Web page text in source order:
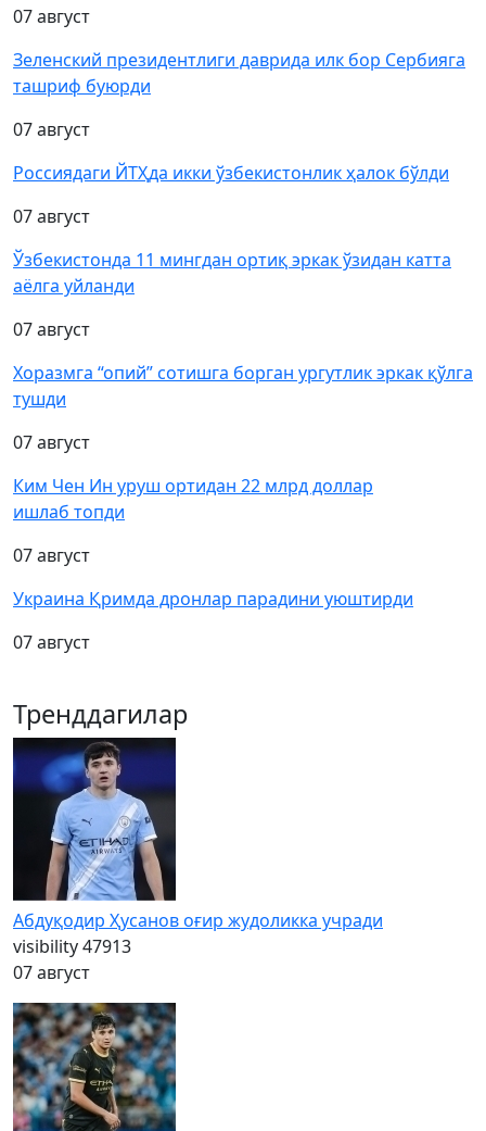
07 август
Зеленский президентлиги даврида илк бор Сербияга
ташриф буюрди
07 август
Россиядаги ЙТҲда икки ўзбекистонлик ҳалок бўлди
07 август
Ўзбекистонда 11 мингдан ортиқ эркак ўзидан катта
аёлга уйланди
07 август
Хоразмга “опий” сотишга борган ургутлик эркак қўлга
тушди
07 август
Ким Чен Ин уруш ортидан 22 млрд доллар
ишлаб топди
07 август
Украина Қримда дронлар парадини уюштирди
07 август
Тренддагилар
Абдуқодир Ҳусанов оғир жудоликка учради
visibility47913
07 август